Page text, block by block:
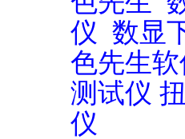
仪 数显
色先生
测试仪
仪